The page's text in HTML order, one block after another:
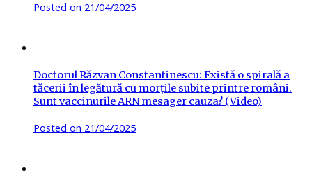
Posted on 21/04/2025
Doctorul Răzvan Constantinescu: Există o spirală a
tăcerii în legătură cu morțile subite printre români.
Sunt vaccinurile ARN mesager cauza? (Video)
Posted on 21/04/2025